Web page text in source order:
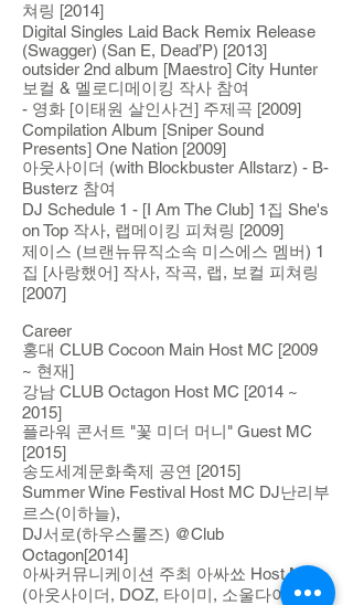
쳐링 [2014]
Digital Singles Laid Back Remix Release
(Swagger) (San E, Dead’P) [2013]
outsider 2nd album [Maestro] City Hunter
보컬 & 멜로디메이킹 작사 참여
- 영화 [이태원 살인사건] 주제곡 [2009]
Compilation Album [Sniper Sound
Presents] One Nation [2009]
아웃사이더 (with Blockbuster Allstarz) - B-
Busterz 참여
DJ Schedule 1 - [I Am The Club] 1집 She's
on Top 작사, 랩메이킹 피쳐링 [2009]
제이스 (브랜뉴뮤직소속 미스에스 멤버) 1
집 [사랑했어] 작사, 작곡, 랩, 보컬 피쳐링
[2007]
Career
홍대 CLUB Cocoon Main Host MC [2009
~ 현재]
강남 CLUB Octagon Host MC [2014 ~
2015]
플라워 콘서트 "꽃 미더 머니" Guest MC
[2015]
송도세계문화축제 공연 [2015]
Summer Wine Festival Host MC DJ난리부
르스(이하늘),
DJ서로(하우스룰즈) @Club
Octagon[2014]
아싸커뮤니케이션 주최 아싸쑈 Host MC
(아웃사이더, DOZ, 타이미, 소울다이브, 제